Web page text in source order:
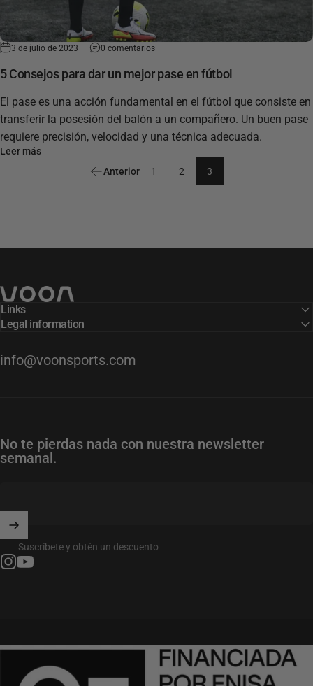
3 de julio de 2023 0 comentarios
5 Consejos para dar un mejor pase en fútbol
El pase es una acción fundamental en el fútbol que consiste en
transferir la posesión del balón a un compañero. Un buen pase
requiere precisión, velocidad y una técnica adecuada.
Leer más
Anterior
1 2 3
Voon Sports
Links
Legal information
info@voonsports.com
No te pierdas nada con nuestra newsletter
semanal.
Suscríbete y obtén un descuento